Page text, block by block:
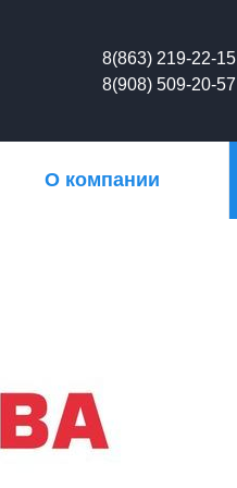
8(863) 219-22-15
8(908) 509-20-57
О компании